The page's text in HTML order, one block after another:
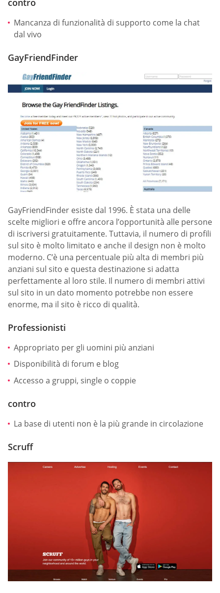
contro
Mancanza di funzionalità di supporto come la chat
dal vivo
GayFriendFinder
GayFriendFinder esiste dal 1996. È stata una delle
scelte migliori e offre ancora l’opportunità alle persone
di iscriversi gratuitamente. Tuttavia, il numero di profili
sul sito è molto limitato e anche il design non è molto
moderno. C’è una percentuale più alta di membri più
anziani sul sito e questa destinazione si adatta
perfettamente al loro stile. Il numero di membri attivi
sul sito in un dato momento potrebbe non essere
enorme, ma il sito è ricco di qualità.
Professionisti
Appropriato per gli uomini più anziani
Disponibilità di forum e blog
Accesso a gruppi, single o coppie
contro
La base di utenti non è la più grande in circolazione
Scruff